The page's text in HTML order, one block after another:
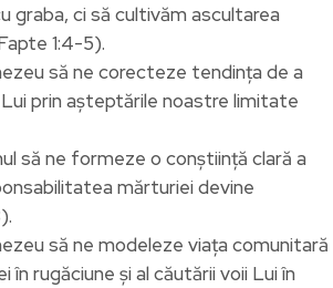
graba, ci să cultivăm ascultarea
1:4-5).
să ne corecteze tendința de a
prin așteptările noastre limitate
să ne formeze o conștiință clară a
mărturiei devine
să ne modeleze viața comunitară
în rugăciune și al căutării voii Lui în